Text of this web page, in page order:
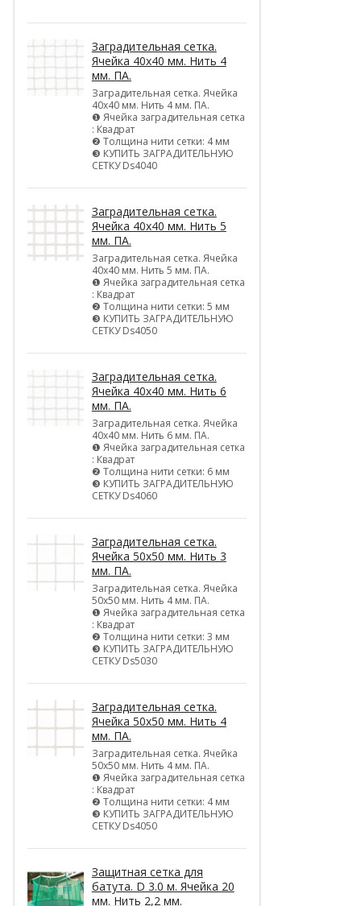
Заградительная сетка.
Ячейка 40х40 мм. Нить 4
мм. ПА.
Заградительная сетка. Ячейка
40х40 мм. Нить 4 мм. ПА.
❶ Ячейка заградительная сетка
: Квадрат
❷ Толщина нити сетки: 4 мм
❸ КУПИТЬ ЗАГРАДИТЕЛЬНУЮ
СЕТКУ Ds4040
Заградительная сетка.
Ячейка 40х40 мм. Нить 5
мм. ПА.
Заградительная сетка. Ячейка
40х40 мм. Нить 5 мм. ПА.
❶ Ячейка заградительная сетка
: Квадрат
❷ Толщина нити сетки: 5 мм
❸ КУПИТЬ ЗАГРАДИТЕЛЬНУЮ
СЕТКУ Ds4050
Заградительная сетка.
Ячейка 40х40 мм. Нить 6
мм. ПА.
Заградительная сетка. Ячейка
40х40 мм. Нить 6 мм. ПА.
❶ Ячейка заградительная сетка
: Квадрат
❷ Толщина нити сетки: 6 мм
❸ КУПИТЬ ЗАГРАДИТЕЛЬНУЮ
СЕТКУ Ds4060
Заградительная сетка.
Ячейка 50х50 мм. Нить 3
мм. ПА.
Заградительная сетка. Ячейка
50х50 мм. Нить 4 мм. ПА.
❶ Ячейка заградительная сетка
: Квадрат
❷ Толщина нити сетки: 3 мм
❸ КУПИТЬ ЗАГРАДИТЕЛЬНУЮ
СЕТКУ Ds5030
Заградительная сетка.
Ячейка 50х50 мм. Нить 4
мм. ПА.
Заградительная сетка. Ячейка
50х50 мм. Нить 4 мм. ПА.
❶ Ячейка заградительная сетка
: Квадрат
❷ Толщина нити сетки: 4 мм
❸ КУПИТЬ ЗАГРАДИТЕЛЬНУЮ
СЕТКУ Ds4050
Защитная сетка для
батута. D 3.0 м. Ячейка 20
мм. Нить 2,2 мм.